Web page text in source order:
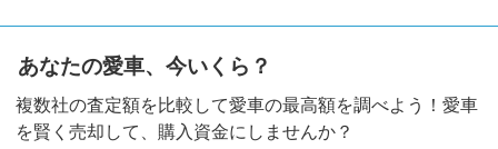
あなたの愛車、今いくら？
複数社の査定額を比較して愛車の最高額を調べよう！愛車
を賢く売却して、購入資金にしませんか？